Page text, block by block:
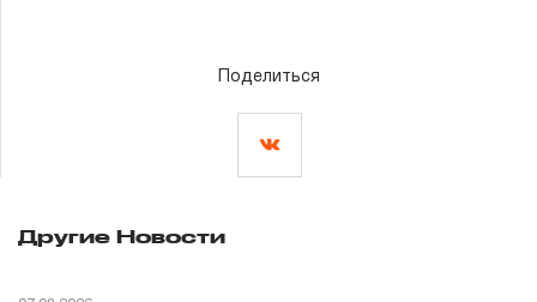
Поделиться
Другие Новости